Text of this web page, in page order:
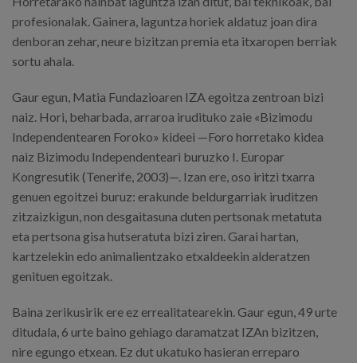
profesionalak. Gainera, laguntza horiek aldatuz joan dira
denboran zehar, neure bizitzan premia eta itxaropen berriak
sortu ahala.
Gaur egun, Matia Fundazioaren IZA egoitza zentroan bizi
naiz. Hori, beharbada, arraroa irudituko zaie «Bizimodu
Independentearen Foroko» kideei —Foro horretako kidea
naiz Bizimodu Independenteari buruzko I. Europar
Kongresutik (Tenerife, 2003)—. Izan ere, oso iritzi txarra
genuen egoitzei buruz: erakunde beldurgarriak iruditzen
zitzaizkigun, non desgaitasuna duten pertsonak metatuta
eta pertsona gisa hutseratuta bizi ziren. Garai hartan,
kartzelekin edo animalientzako etxaldeekin alderatzen
genituen egoitzak.
Baina zerikusirik ere ez errealitatearekin. Gaur egun, 49 urte
ditudala, 6 urte baino gehiago daramatzat IZAn bizitzen,
nire egungo etxean. Ez dut ukatuko hasieran erreparo